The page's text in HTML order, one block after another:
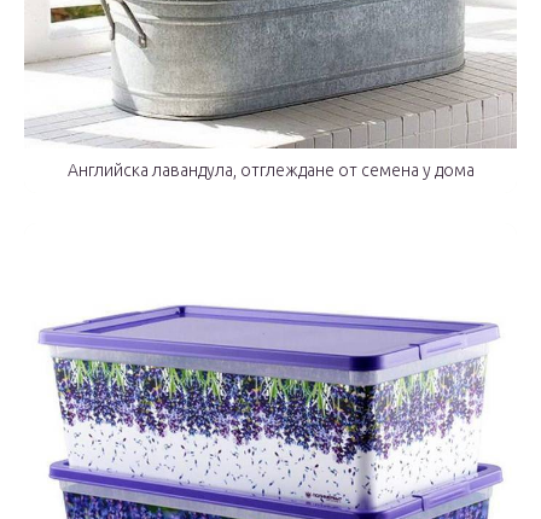
Английска лавандула, отглеждане от семена у дома